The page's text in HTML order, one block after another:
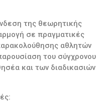
της θεωρητικής
σε πραγματικές
αθλητών
του σύγχρονου
και των διαδικασιών